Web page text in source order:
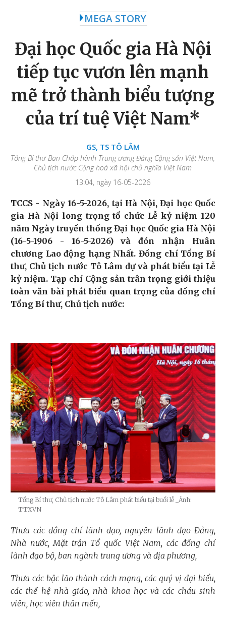
MEGA STORY
Đại học Quốc gia Hà Nội
tiếp tục vươn lên mạnh
mẽ trở thành biểu tượng
của trí tuệ Việt Nam*
GS, TS TÔ LÂM
Tổng Bí thư Ban Chấp hành Trung ương Đảng Cộng sản Việt Nam,
Chủ tịch nước Cộng hoà xã hội chủ nghĩa Việt Nam
13:04, ngày 16-05-2026
TCCS - Ngày 16-5-2026, tại Hà Nội, Đại học Quốc
gia Hà Nội long trọng tổ chức Lễ kỷ niệm 120
năm Ngày truyền thống Đại học Quốc gia Hà Nội
(16-5-1906 - 16-5-2026) và đón nhận Huân
chương Lao động hạng Nhất. Đồng chí Tổng Bí
thư, Chủ tịch nước Tô Lâm dự và phát biểu tại Lễ
kỷ niệm. Tạp chí Cộng sản trân trọng giới thiệu
toàn văn bài phát biểu quan trọng của đồng chí
Tổng Bí thư, Chủ tịch nước:
Tổng Bí thư, Chủ tịch nước Tô Lâm phát biểu tại buổi lễ
_Ảnh:
TTXVN
Thưa các đồng chí lãnh đạo, nguyên lãnh đạo Đảng,
Nhà nước, Mặt trận Tổ quốc Việt Nam, các đồng chí
lãnh đạo bộ, ban ngành trung ương và địa phương,
Thưa các bậc lão thành cách mạng, các quý vị đại biểu,
các thế hệ nhà giáo, nhà khoa học và các cháu sinh
viên, học viên thân mến,